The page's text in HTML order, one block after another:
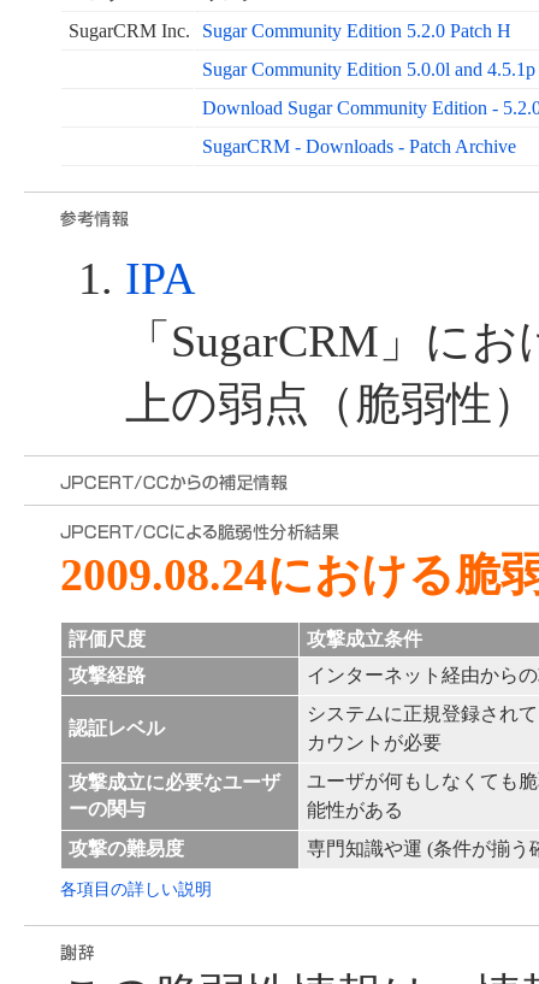
SugarCRM Inc.
Sugar Community Edition 5.2.0 Patch H
Sugar Community Edition 5.0.0l and
Download Sugar Community Edition -
SugarCRM - Downloads - Patch Archive
IPA
「SugarCRM」に
上の弱点（脆弱性
2009.08.24における脆
評価尺度
攻撃成立条件
攻撃経路
インターネット経由から
認証レベル
システムに正規登録され
カウントが必要
攻撃成立に必要なユーザ
ーの関与
ユーザが何もしなくても
能性がある
攻撃の難易度
専門知識や運 (条件が揃う
各項目の詳しい説明